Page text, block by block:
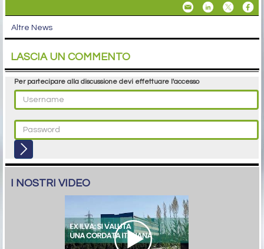
Altre News
LASCIA UN COMMENTO
Per partecipare alla discussione devi effettuare l'accesso
I NOSTRI VIDEO